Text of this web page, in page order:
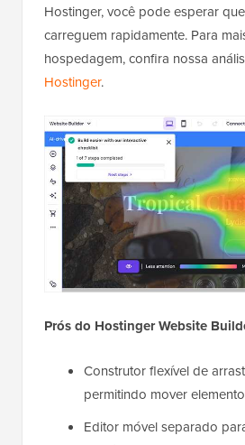
Hostinger, você pode esperar
carreguem rapidamente. Para
hospedagem, confira nossa
Hostinger.
Prós do Hostinger Website
Construtor flexível de
permitindo mover
Editor móvel separado